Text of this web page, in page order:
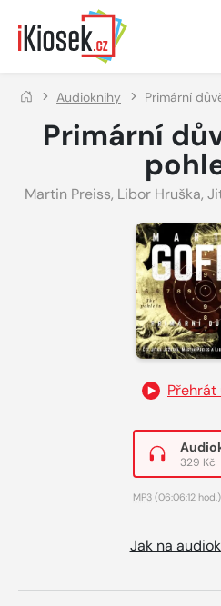
Přejít na hlavní obsah
Audioknihy Primární
Primární
Martin Preiss, Libor Hruška,
Přehrát
329 Kč
MP3 (06:06:12 hod.)
Jak na